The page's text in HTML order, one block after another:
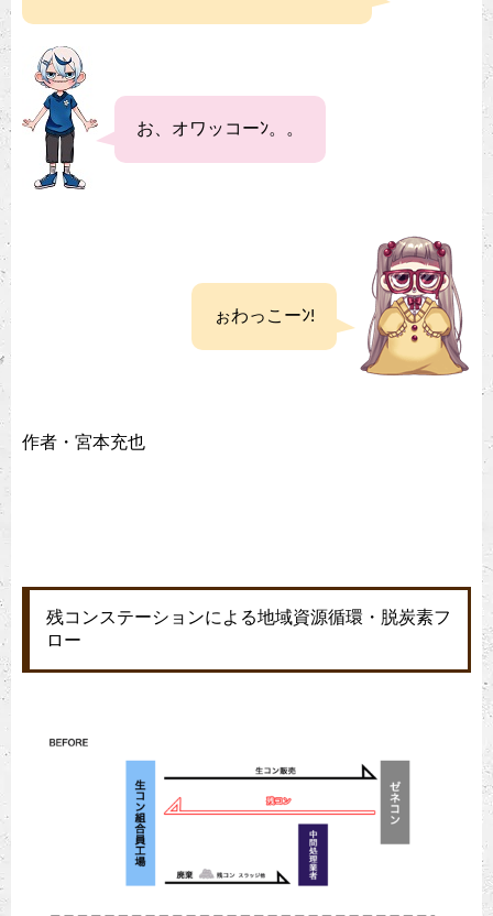
お、オワッコーﾝ。。
ぉわっこーﾝ!
作者・宮本充也
残コンステーションによる地域資源循環・脱炭素フ
ロー